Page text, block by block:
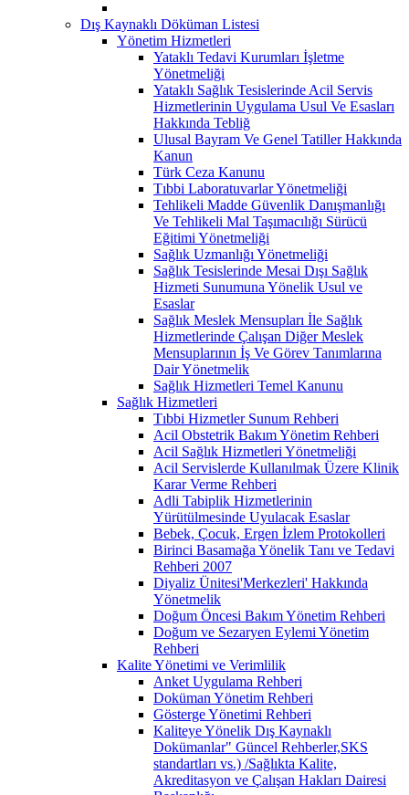
Dış Kaynaklı Döküman Listesi
Yönetim Hizmetleri
Yataklı Tedavi Kurumları İşletme
Yönetmeliği
Yataklı Sağlık Tesislerinde Acil Servis
Hizmetlerinin Uygulama Usul Ve Esasları
Hakkında Tebliğ
Ulusal Bayram Ve Genel Tatiller Hakkında
Kanun
Türk Ceza Kanunu
Tıbbi Laboratuvarlar Yönetmeliği
Tehlikeli Madde Güvenlik Danışmanlığı
Ve Tehlikeli Mal Taşımacılığı Sürücü
Eğitimi Yönetmeliği
Sağlık Uzmanlığı Yönetmeliği
Sağlık Tesislerinde Mesai Dışı Sağlık
Hizmeti Sunumuna Yönelik Usul ve
Esaslar
Sağlık Meslek Mensupları İle Sağlık
Hizmetlerinde Çalışan Diğer Meslek
Mensuplarının İş Ve Görev Tanımlarına
Dair Yönetmelik
Sağlık Hizmetleri Temel Kanunu
Sağlık Hizmetleri
Tıbbi Hizmetler Sunum Rehberi
Acil Obstetrik Bakım Yönetim Rehberi
Acil Sağlık Hizmetleri Yönetmeliği
Acil Servislerde Kullanılmak Üzere Klinik
Karar Verme Rehberi
Adli Tabiplik Hizmetlerinin
Yürütülmesinde Uyulacak Esaslar
Bebek, Çocuk, Ergen İzlem Protokolleri
Birinci Basamağa Yönelik Tanı ve Tedavi
Rehberi 2007
Diyaliz Ünitesi'Merkezleri' Hakkında
Yönetmelik
Doğum Öncesi Bakım Yönetim Rehberi
Doğum ve Sezaryen Eylemi Yönetim
Rehberi
Kalite Yönetimi ve Verimlilik
Anket Uygulama Rehberi
Doküman Yönetim Rehberi
Gösterge Yönetimi Rehberi
Kaliteye Yönelik Dış Kaynaklı
Dokümanlar" Güncel Rehberler,SKS
standartları vs.) /Sağlıkta Kalite,
Akreditasyon ve Çalışan Hakları Dairesi